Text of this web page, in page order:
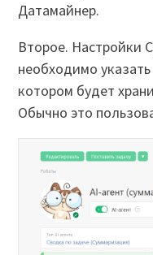
Датамайнер.
Второе. Настройки
необходимо
котором будет
Обычно это